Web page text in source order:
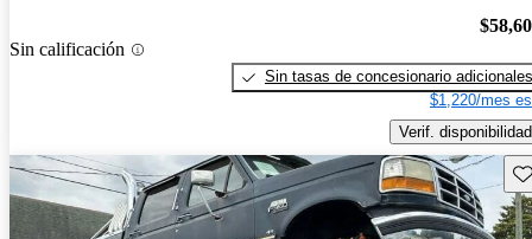
Sin calificación
Sin tasas de concesionario adicionales
$1,220/mes
Verif. disponibilidad